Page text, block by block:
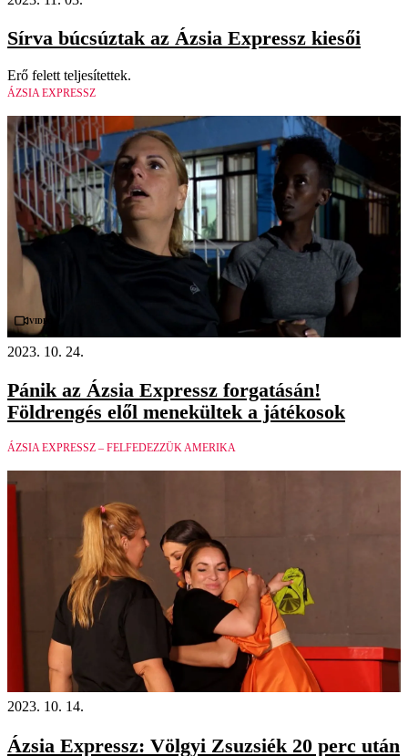
Sírva búcsúztak az Ázsia Expressz kiesői
Erő felett teljesítettek.
ÁZSIA EXPRESSZ
Videó
2023. 10. 24.
Pánik az Ázsia Expressz forgatásán!
Földrengés elől menekültek a játékosok
ÁZSIA EXPRESSZ – FELFEDEZZÜK AMERIKA
2023. 10. 14.
Ázsia Expressz: Völgyi Zsuzsiék 20 perc után